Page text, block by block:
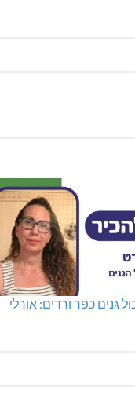
גנים כפר ורדים: אורלי